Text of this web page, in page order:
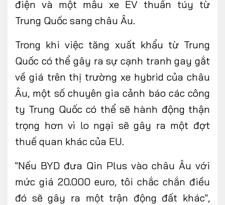
điện và một mẫu xe EV thuần túy từ
Trung Quốc sang châu Âu.
Trong khi việc tăng xuất khẩu từ Trung
Quốc có thể gây ra sự cạnh tranh gay gắt
về giá trên thị trường xe hybrid của châu
Âu, một số chuyên gia cảnh báo các công
ty Trung Quốc có thể sẽ hành động thận
trọng hơn vì lo ngại sẽ gây ra một đợt
thuế quan khác của EU.
"Nếu BYD đưa Qin Plus vào châu Âu với
mức giá 20.000 euro, tôi chắc chắn điều
đó sẽ gây ra một trận động đất khác",